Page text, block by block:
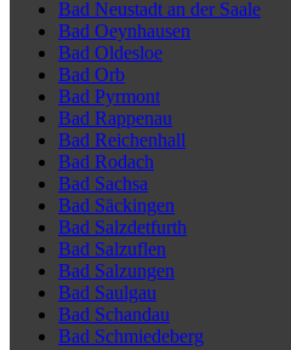
Bad Neustadt an der Saale
Bad Oeynhausen
Bad Oldesloe
Bad Orb
Bad Pyrmont
Bad Rappenau
Bad Reichenhall
Bad Rodach
Bad Sachsa
Bad Säckingen
Bad Salzdetfurth
Bad Salzuflen
Bad Salzungen
Bad Saulgau
Bad Schandau
Bad Schmiedeberg